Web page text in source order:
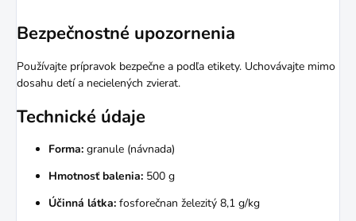
Bezpečnostné upozornenia
Používajte prípravok bezpečne a podľa etikety. Uchovávajte mimo
dosahu detí a necielených zvierat.
Technické údaje
Forma: granule (návnada)
Hmotnosť balenia: 500 g
Účinná látka: fosforečnan železitý 8,1 g/kg